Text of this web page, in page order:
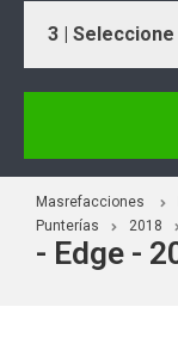
3 | Seleccione
Masrefacciones
Punterías
2018
- Edge -